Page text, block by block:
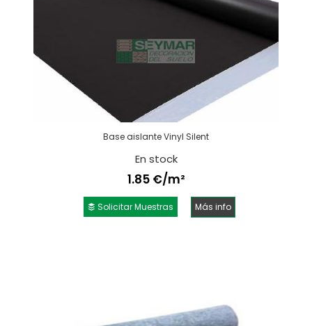
Base aislante Vinyl Silent
En stock
1.85 €/m²
Solicitar Muestras Más info